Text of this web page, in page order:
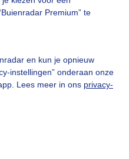
Premium” te
en kun je opnieuw
instellingen” onderaan onze
Lees meer in ons privacy-